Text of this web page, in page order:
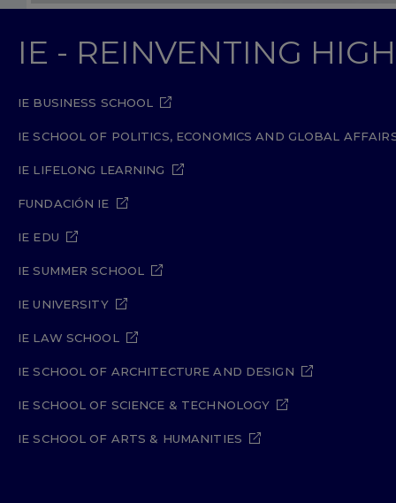
IE - REINVENTING
IE BUSINESS SCHOOL
IE SCHOOL OF POLITICS, ECONOMICS AND GLOBAL
IE LIFELONG LEARNING
FUNDACIÓN IE
IE EDU
IE SUMMER SCHOOL
IE UNIVERSITY
IE LAW SCHOOL
IE SCHOOL OF ARCHITECTURE AND DESIGN
IE SCHOOL OF SCIENCE & TECHNOLOGY
IE SCHOOL OF ARTS & HUMANITIES